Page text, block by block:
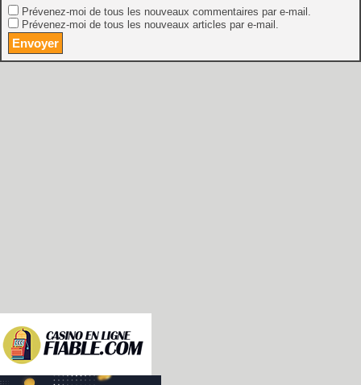
Prévenez-moi de tous les nouveaux commentaires par e-mail.
Prévenez-moi de tous les nouveaux articles par e-mail.